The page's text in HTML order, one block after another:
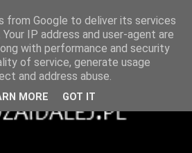
from Google to deliver its services
IP address and user-agent are
with performance and security
of service, generate usage
and address abuse.
MORE GOT IT